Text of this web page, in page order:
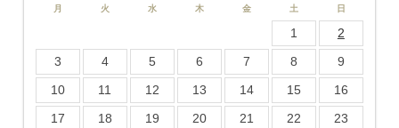
月 火 水 木 金 土 日
1
2
3
4 5 6 7 8
9
10
11 12 13 14 15
16
17
18 19 20 21 22
23